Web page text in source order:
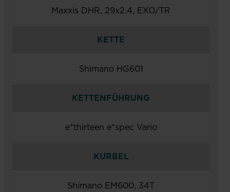
Maxxis DHR, 29x2.4, EXO/TR
KETTE
Shimano HG601
KETTENFÜHRUNG
e*thirteen e*spec Vario
KURBEL
Shimano EM600, 34T